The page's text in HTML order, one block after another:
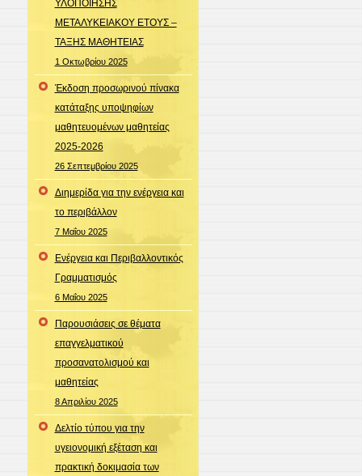
ΥΛΟΠΟΙΗΣΗΣ
ΜΕΤΑΛΥΚΕΙΑΚΟΥ ΕΤΟΥΣ –
ΤΑΞΗΣ ΜΑΘΗΤΕΙΑΣ
1 Οκτωβρίου 2025
Έκδοση προσωρινού πίνακα
κατάταξης υποψηφίων
μαθητευομένων μαθητείας
2025-2026
26 Σεπτεμβρίου 2025
Διημερίδα για την ενέργεια και
το περιβάλλον
7 Μαΐου 2025
Ενέργεια και Περιβαλλοντικός
Γραμματισμός
6 Μαΐου 2025
Παρουσιάσεις σε θέματα
επαγγελματικού
προσανατολισμού και
μαθητείας
8 Απριλίου 2025
Δελτίο τύπου για την
υγειονομική εξέταση και
πρακτική δοκιμασία των